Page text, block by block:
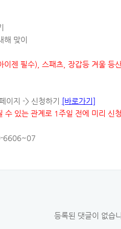
맞이
이젠 필수), 스패츠, 장갑등 겨울 등
-> 신청하기
[바로가기]
수 있는 관계로 1주일 전에 미리 신
6606~07
등록된 댓글이 없습